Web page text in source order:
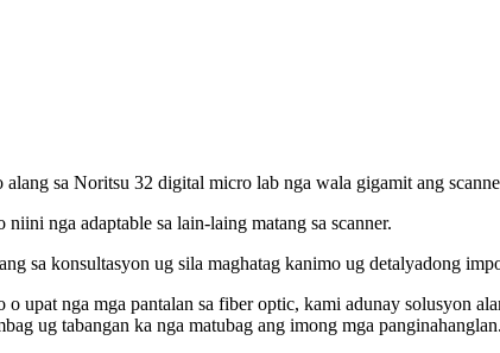
sa Noritsu 32 digital micro lab nga wala gigamit ang
nga adaptable sa lain-laing matang sa scanner.
sa konsultasyon ug sila maghatag kanimo ug detalyadong
upat nga mga pantalan sa fiber optic, kami adunay solusyon
ug tabangan ka nga matubag ang imong mga panginahanglan.